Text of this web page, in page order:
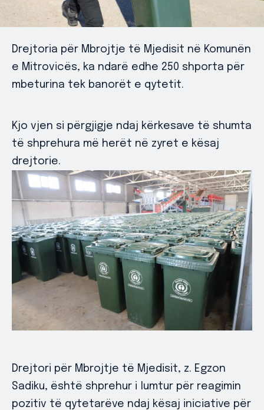
Drejtoria për Mbrojtje të Mjedisit në Komunën
e Mitrovicës, ka ndarë edhe 250 shporta për
mbeturina tek banorët e qytetit.
Kjo vjen si përgjigje ndaj kërkesave të shumta
të shprehura më herët në zyret e kësaj
drejtorie.
Drejtori për Mbrojtje të Mjedisit, z. Egzon
Sadiku, është shprehur i lumtur për reagimin
pozitiv të qytetarëve ndaj kësaj iniciative për